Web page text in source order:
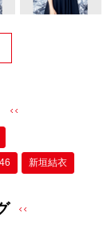
新垣結衣